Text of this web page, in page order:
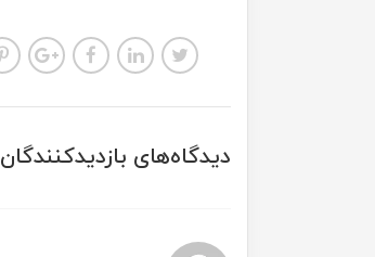
دیدگاه‌های بازدیدکنندگان